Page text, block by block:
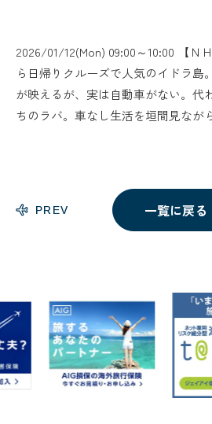
2026/01/12(Mon) 09:00～10:00 【
ら日帰りクルーズで人気のイドラ島
が映えるが、実は自動車がない。代
ちのラバ。車なし生活を垣間見なが
PREV 一覧に戻る